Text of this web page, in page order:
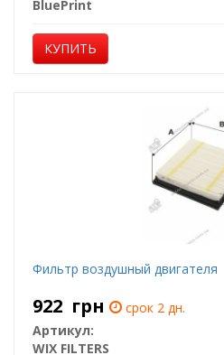
BluePrint
КУПИТЬ
Фильтр воздушный двигателя
922 грн
срок 2 дн.
Артикул:
WIX FILTERS